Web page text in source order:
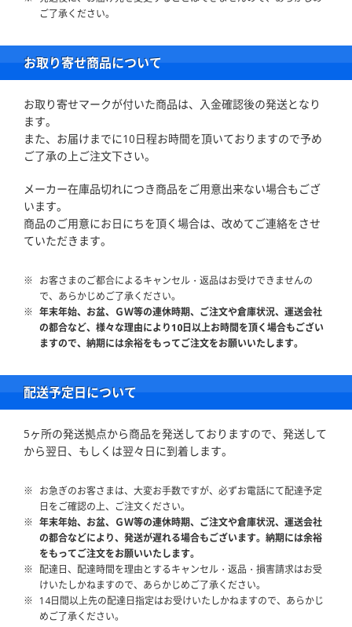
ご了承ください。
お取り寄せ商品について
お取り寄せマークが付いた商品は、入金確認後の発送となり
ます。
また、お届けまでに10日程お時間を頂いておりますので予め
ご了承の上ご注文下さい。
メーカー在庫品切れにつき商品をご用意出来ない場合もござ
います。
商品のご用意にお日にちを頂く場合は、改めてご連絡をさせ
ていただきます。
お客さまのご都合によるキャンセル・返品はお受けできませんの
で、あらかじめご了承ください。
年末年始、お盆、ＧＷ等の連休時期、ご注文や倉庫状況、運送会社
の都合など、様々な理由により10日以上お時間を頂く場合もござい
ますので、納期には余裕をもってご注文をお願いいたします。
配送予定日について
5ヶ所の発送拠点から商品を発送しておりますので、発送して
から翌日、もしくは翌々日に到着します。
お急ぎのお客さまは、大変お手数ですが、必ずお電話にて配達予定
日をご確認の上、ご注文ください。
年末年始、お盆、ＧＷ等の連休時期、ご注文や倉庫状況、運送会社
の都合などにより、発送が遅れる場合もございます。納期には余裕
をもってご注文をお願いいたします。
配達日、配達時間を理由とするキャンセル・返品・損害請求はお受
けいたしかねますので、あらかじめご了承ください。
14日間以上先の配達日指定はお受けいたしかねますので、あらかじ
めご了承ください。